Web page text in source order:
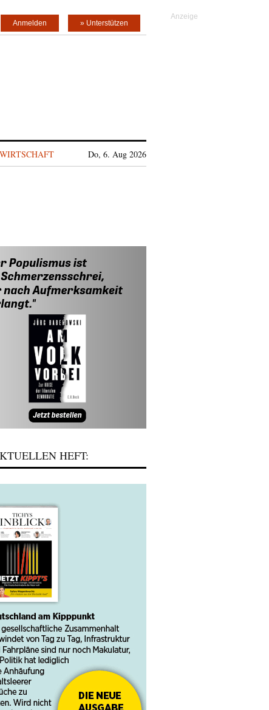
» Unterstützen
Anmelden
WIRTSCHAFT Do, 6. Aug 2026
HEFT: